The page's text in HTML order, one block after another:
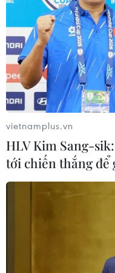
Bộ Công
giá với ván gỗ
vietnamplus.vn
HLV Kim Sang-
tới chiến thắng để